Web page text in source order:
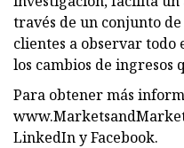
través de un conjunto
clientes a observar todo
los cambios de ingresos
Para obtener más
LinkedIn y Facebook.